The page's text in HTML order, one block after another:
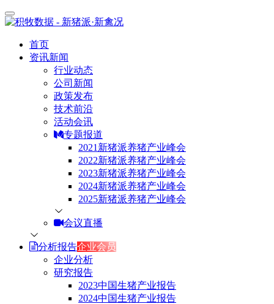
首页
资讯新闻
行业动态
公司新闻
政策发布
技术前沿
活动会讯
专题报道
2021新猪派养猪产业峰会
2022新猪派养猪产业峰会
2023新猪派养猪产业峰会
2024新猪派养猪产业峰会
2025新猪派养猪产业峰会
会议直播
分析报告企业会员
企业分析
研究报告
2023中国生猪产业报告
2024中国生猪产业报告